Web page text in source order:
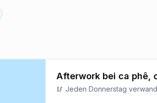
Afterwork bei ca phê,